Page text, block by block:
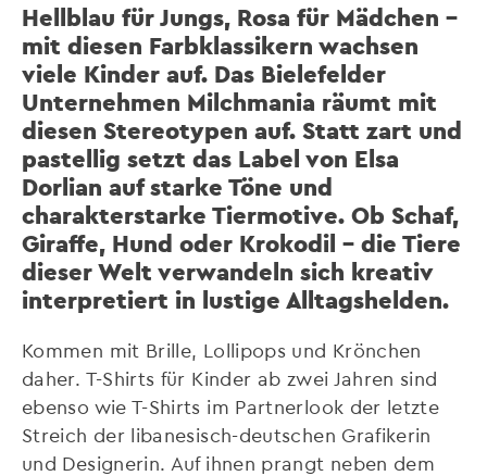
Hellblau für Jungs, Rosa für Mädchen –
mit diesen Farbklassikern wachsen
viele Kinder auf. Das Bielefelder
Unternehmen Milchmania räumt mit
diesen Stereotypen auf. Statt zart und
pastellig setzt das Label von Elsa
Dorlian auf starke Töne und
charakterstarke Tiermotive. Ob Schaf,
Giraffe, Hund oder Krokodil – die Tiere
dieser Welt verwandeln sich kreativ
interpretiert in lustige Alltagshelden.
Kommen mit Brille, Lollipops und Krönchen
daher. T-Shirts für Kinder ab zwei Jahren sind
ebenso wie T-Shirts im Partnerlook der letzte
Streich der libanesisch-deutschen Grafikerin
und Designerin. Auf ihnen prangt neben dem